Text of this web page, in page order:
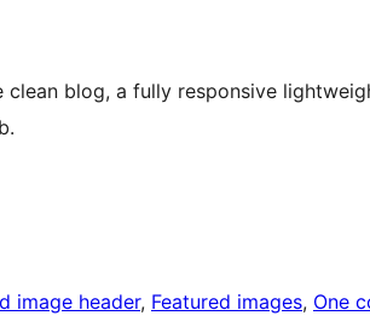
clean blog, a fully responsive
image header, Featured images, One